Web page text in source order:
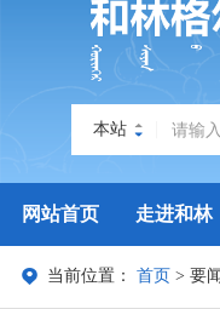
本站
网站首页 走进和林
政务服务 政民互动
当前位置：首页 >要